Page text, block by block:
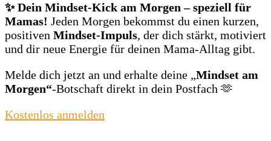
✨ Dein Mindset‑Kick am Morgen – speziell für
Mamas! Jeden Morgen bekommst du einen kurzen,
positiven Mindset‑Impuls, der dich stärkt, motiviert
und dir neue Energie für deinen Mama‑Alltag gibt.
Melde dich jetzt an und erhalte deine „Mindset am
Morgen“‑Botschaft direkt in dein Postfach 🫶
Kostenlos anmelden